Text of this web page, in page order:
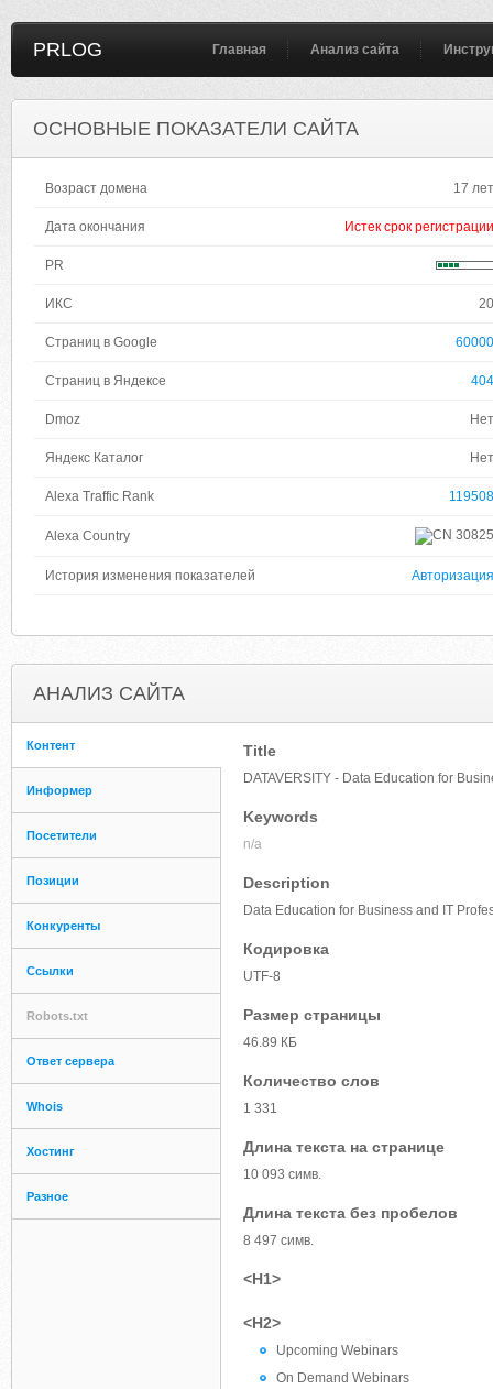
PRLOG Главная Анализ сайта
ОСНОВНЫЕ ПОКАЗАТЕЛИ САЙТА
Возраст домена 17 лет
Дата окончания Истек срок регистрации
PR
ИКС 20
Страниц в Google 60000
Страниц в Яндексе 404
Dmoz Нет
Яндекс Каталог Нет
Alexa Traffic Rank 119508
Alexa Country 30825
История изменения показателей Авторизация
АНАЛИЗ САЙТА
Контент
Информер
Посетители
Позиции
Конкуренты
Ссылки
Robots.txt
Ответ сервера
Whois
Хостинг
Разное
Title
DATAVERSITY - Data Education for
Keywords
n/a
Description
Data Education for Business and IT
Кодировка
UTF-8
Размер страницы
46.89 КБ
Количество слов
1 331
Длина текста на странице
10 093 симв.
Длина текста без пробелов
8 497 симв.
<H1>
<H2>
Upcoming Webinars
On Demand Webinars